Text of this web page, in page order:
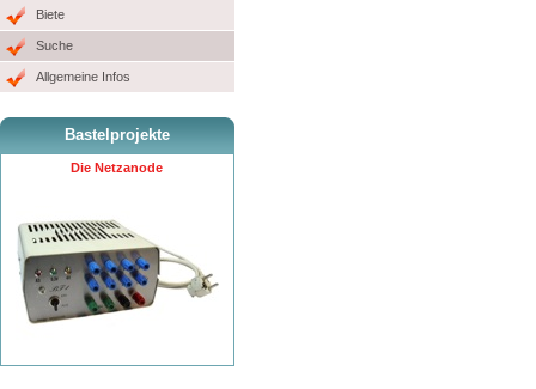
Biete
Suche
Allgemeine Infos
Bastelprojekte
Die Netzanode